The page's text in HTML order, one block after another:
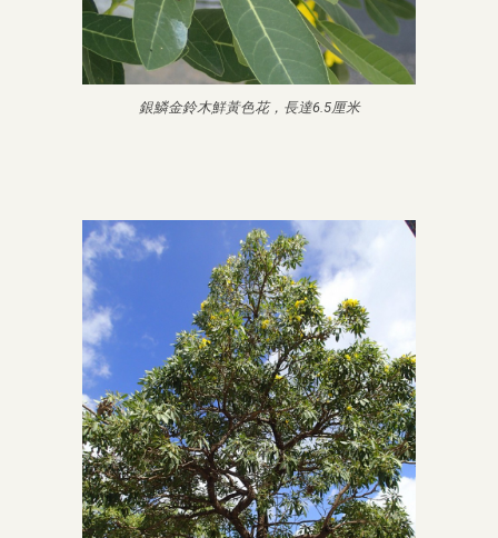
銀鱗金鈴木鮮黃色花，長達6.5厘米